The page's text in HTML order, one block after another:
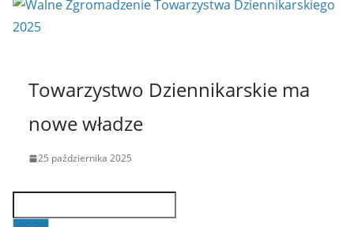
Towarzystwo Dziennikarskie ma
nowe władze
25 października 2025